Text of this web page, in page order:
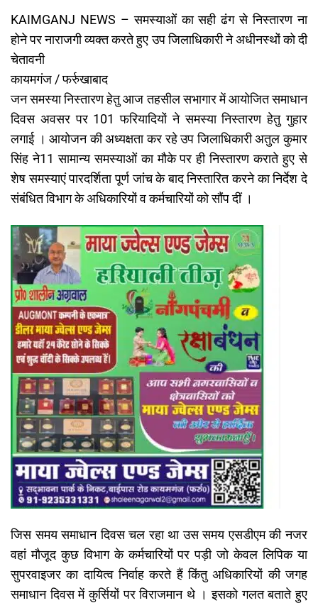
KAIMGANJ NEWS – समस्याओं का सही ढंग से निस्तारण ना
होने पर नाराजगी व्यक्त करते हुए उप जिलाधिकारी ने अधीनस्थों को दी
चेतावनी
कायमगंज / फर्रुखाबाद
जन समस्या निस्तारण हेतु आज तहसील सभागार में आयोजित समाधान
दिवस अवसर पर 101 फरियादियों ने समस्या निस्तारण हेतु गुहार
लगाई । आयोजन की अध्यक्षता कर रहे उप जिलाधिकारी अतुल कुमार
सिंह ने11 सामान्य समस्याओं का मौके पर ही निस्तारण कराते हुए से
शेष समस्याएं पारदर्शिता पूर्ण जांच के बाद निस्तारित करने का निर्देश दे
संबंधित विभाग के अधिकारियों व कर्मचारियों को सौंप दीं ।
जिस समय समाधान दिवस चल रहा था उस समय एसडीएम की नजर
वहां मौजूद कुछ विभाग के कर्मचारियों पर पड़ी जो केवल लिपिक या
सुपरवाइजर का दायित्व निर्वाह करते हैं किंतु अधिकारियों की जगह
समाधान दिवस में कुर्सियों पर विराजमान थे । इसको गलत बताते हुए